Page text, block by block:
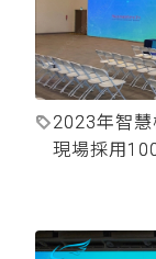
2023年智
現場採用